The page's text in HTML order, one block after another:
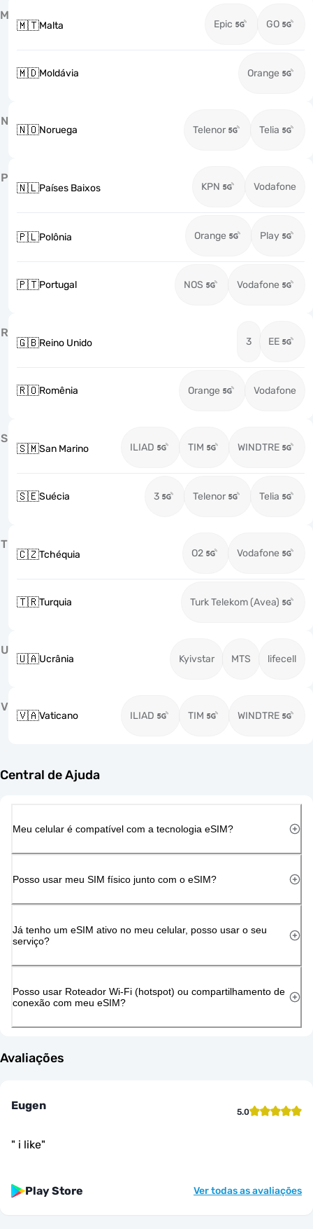
M
🇲🇹Malta Epic GO
🇲🇩Moldávia Orange
N
🇳🇴Noruega Telenor Telia
P
🇳🇱Países Baixos KPN Vodafone
🇵🇱Polônia Orange Play
🇵🇹Portugal NOS Vodafone
R
🇬🇧Reino Unido 3 EE
🇷🇴Romênia Orange Vodafone
S
🇸🇲San Marino ILIAD TIM WINDTRE
🇸🇪Suécia 3 Telenor Telia
T
🇨🇿Tchéquia O2 Vodafone
🇹🇷Turquia Turk Telekom (Avea)
U
🇺🇦Ucrânia Kyivstar MTS lifecell
V
🇻🇦Vaticano ILIAD TIM WINDTRE
Central de Ajuda
Meu celular é compatível com a tecnologia eSIM?
Posso usar meu SIM físico junto com o eSIM?
Já tenho um eSIM ativo no meu celular, posso usar o seu
serviço?
Posso usar Roteador Wi-Fi (hotspot) ou compartilhamento de
conexão com meu eSIM?
Avaliações
Eugen 5.0
" i like"
Play Store Ver todas as avaliações